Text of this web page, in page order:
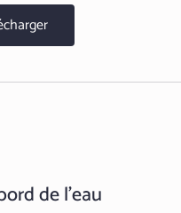
de l’eau